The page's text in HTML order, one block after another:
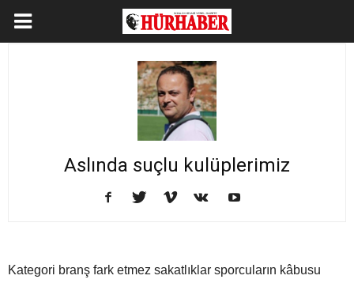
Aslında suçlu kulüplerimiz
Kategori branş fark etmez sakatlıklar sporcuların kâbusu